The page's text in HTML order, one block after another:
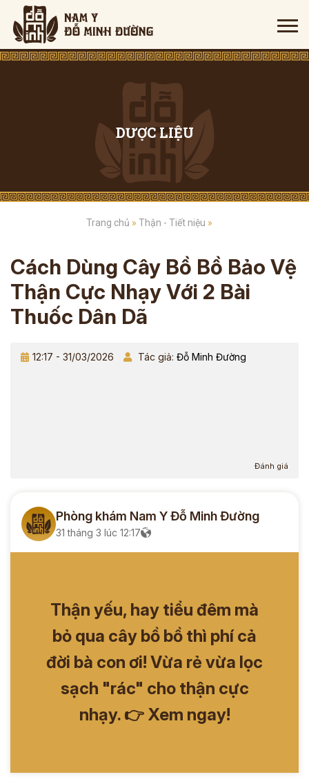
DƯỢC LIỆU
Trang chủ » Thận - Tiết niệu »
Cách Dùng Cây Bồ Bồ Bảo Vệ
Thận Cực Nhạy Với 2 Bài
Thuốc Dân Dã
12:17 - 31/03/2026 Tác giả: Đỗ Minh Đường
Đánh giá
Phòng khám Nam Y Đỗ Minh Đường
31 tháng 3 lúc 12:17
Thận yếu, hay tiểu đêm mà
bỏ qua cây bồ bồ thì phí cả
đời bà con ơi! Vừa rẻ vừa lọc
sạch "rác" cho thận cực
nhạy. 👉 Xem ngay!